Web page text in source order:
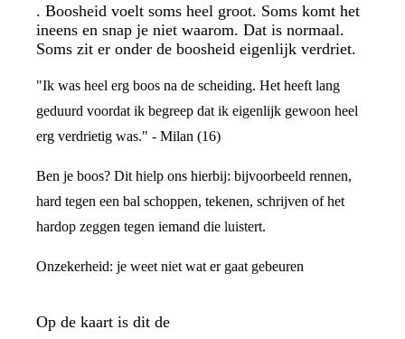
. Boosheid voelt soms heel groot. Soms komt het
ineens en snap je niet waarom. Dat is normaal.
Soms zit er onder de boosheid eigenlijk verdriet.
"Ik was heel erg boos na de scheiding. Het heeft lang
geduurd voordat ik begreep dat ik eigenlijk gewoon heel
erg verdrietig was." - Milan (16)
Ben je boos? Dit hielp ons hierbij: bijvoorbeeld rennen,
hard tegen een bal schoppen, tekenen, schrijven of het
hardop zeggen tegen iemand die luistert.
Onzekerheid: je weet niet wat er gaat gebeuren
Op de kaart is dit de